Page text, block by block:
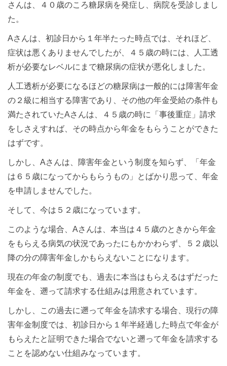
さんは、４０歳のころ糖尿病を発症し、病院を受診しまし
た。
Aさんは、初診日から１年半たった時点では、それほど、
症状は悪くありませんでしたが、４５歳の時には、人工透
析が必要なレベルにまで糖尿病の症状が悪化しました。
人工透析が必要になるほどの糖尿病は一般的には障害年金
の２級に相当する障害であり、その他の年金受給の条件も
満たされていたAさんは、４５歳の時に「事後重症」請求
をしさえすれば、その時点から年金をもらうことができた
はずです。
しかし、Aさんは、障害年金という制度を知らず、「年金
は６５歳になってからもらうもの」とばかり思って、年金
を申請しませんでした。
そして、今は５２歳になっています。
このような場合、Aさんは、本当は４５歳のときから年金
をもらえる病気の状況であったにもかかわらず、５２歳以
降の分の障害年金しかもらえないことになります。
現在の年金の制度でも、過去に本当はもらえるはずだった
年金を、遡って請求する仕組みは用意されています。
しかし、この過去に遡って年金を請求する場合、現行の障
害年金制度では、初診日から１年半経過した時点で年金が
もらえたと証明できた場合でないと遡って年金を請求する
ことを認めない仕組みなっています。